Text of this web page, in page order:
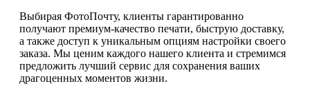
Выбирая ФотоПочту, клиенты гарантированно
получают премиум-качество печати, быструю доставку,
а также доступ к уникальным опциям настройки своего
заказа. Мы ценим каждого нашего клиента и стремимся
предложить лучший сервис для сохранения ваших
драгоценных моментов жизни.